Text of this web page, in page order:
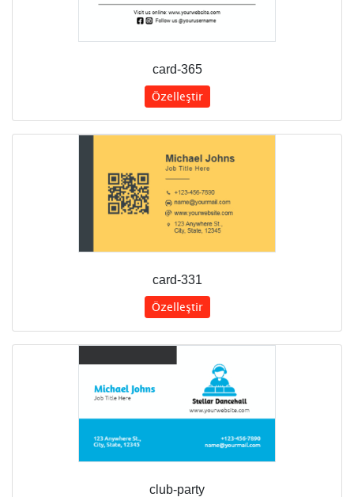
card-365
Özelleştir
card-331
Özelleştir
club-party